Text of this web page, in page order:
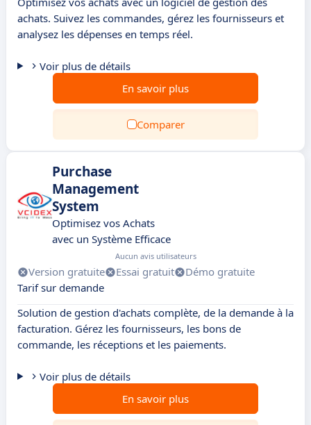
achats. Suivez les commandes, gérez les fournisseurs et
analysez les dépenses en temps réel.
Voir plus de détails
En savoir plus
Comparer
Purchase
Management
System
Optimisez vos Achats
avec un Système Efficace
Aucun avis utilisateurs
Version gratuite Essai gratuit
Démo gratuite
Tarif sur demande
Solution de gestion d'achats complète, de la demande à la
facturation. Gérez les fournisseurs, les bons de
commande, les réceptions et les paiements.
Voir plus de détails
En savoir plus